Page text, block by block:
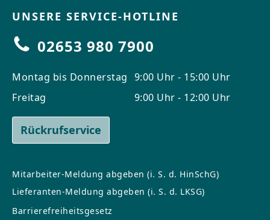
UNSERE SERVICE-HOTLINE
02653 980 7900
Montag bis Donnerstag
Freitag
9:00 Uhr - 15:00 Uhr
9:00 Uhr - 12:00 Uhr
Rückrufservice
Mitarbeiter-Meldung abgeben (i. S. d. HinSchG)
Lieferanten-Meldung abgeben (i. S. d. LKSG)
Barrierefreiheitsgesetz